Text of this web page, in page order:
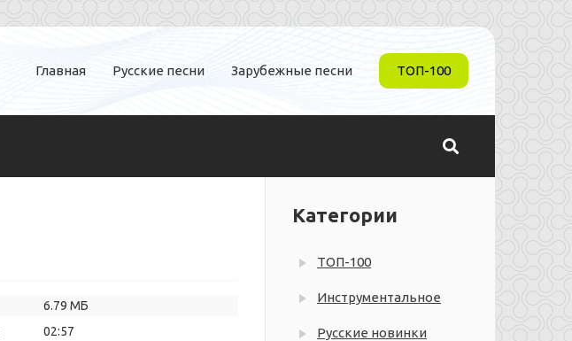
Главная Русские песни Зарубежные песни ТОП-100
6.79 МБ
02:57
Категории
ТОП-100
Инструментальное
Русские новинки